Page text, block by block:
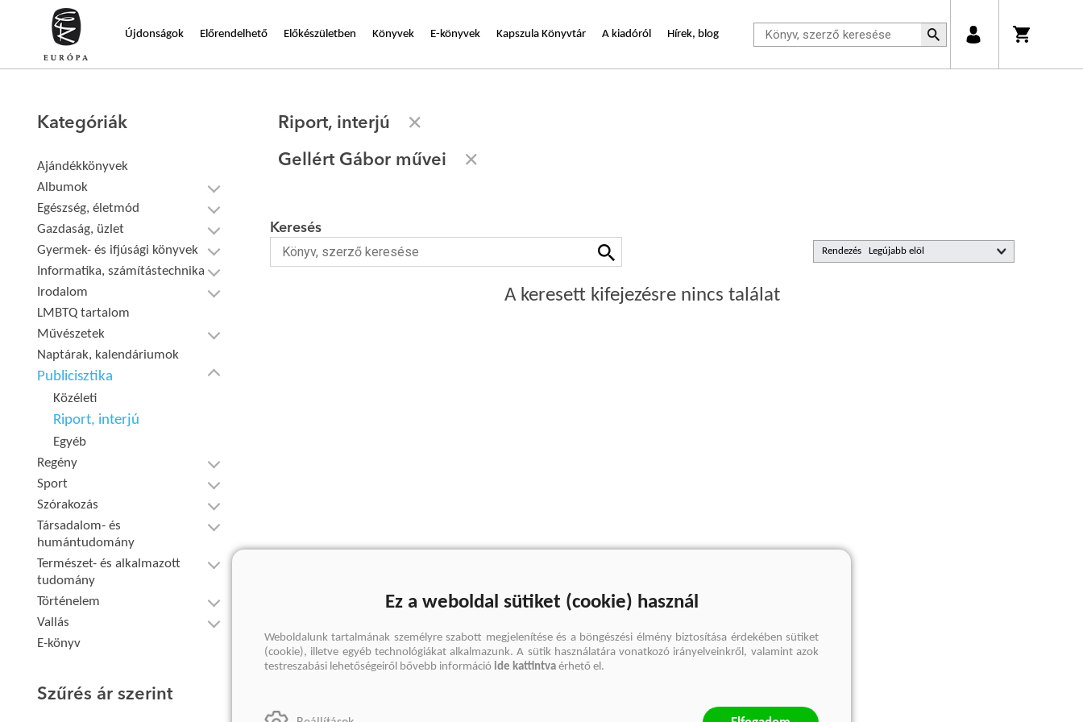
Újdonságok Előrendelhető Előkészületben Könyvek E-könyvek Kapszula Könyvtár A kiadóról Hírek, blog
Kategóriák
Ajándékkönyvek
Albumok
Egészség, életmód
Gazdaság, üzlet
Gyermek- és ifjúsági könyvek
Informatika, számítástechnika
Irodalom
LMBTQ tartalom
Művészetek
Naptárak, kalendáriumok
Publicisztika
Közéleti
Riport, interjú
Egyéb
Regény
Sport
Szórakozás
Társadalom- és
humántudomány
Természet- és alkalmazott
tudomány
Történelem
Vallás
E-könyv
Szűrés ár szerint
Riport, interjú
Gellért Gábor művei
Rendezés
Keresés
A keresett kifejezésre nincs találat
Ez a weboldal sütiket (cookie) használ
Weboldalunk tartalmának személyre szabott megjelenítése és a böngészési élmény biztosítása érdekében sütiket
(cookie), illetve egyéb technológiákat alkalmazunk. A sütik használatára vonatkozó irányelveinkről, valamint azok
testreszabási lehetőségeiről bővebb információ ide kattintva érhető el.